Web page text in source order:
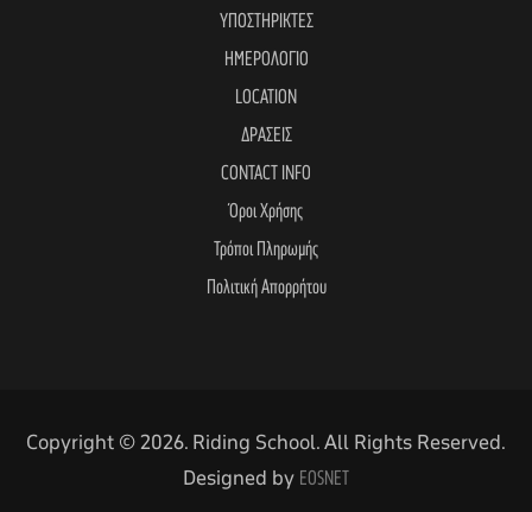
ΥΠΟΣΤΗΡΙΚΤΕΣ
ΗΜΕΡΟΛΟΓΙΟ
LOCATION
ΔΡΑΣΕΙΣ
CONTACT INFO
Όροι Χρήσης
Τρόποι Πληρωμής
Πολιτική Απορρήτου
Copyright © 2026. Riding School. All Rights Reserved.
Designed by EOSNET